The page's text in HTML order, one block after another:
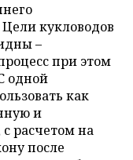
кукловодов
–
при этом
одной
как
и
расчетом на
после